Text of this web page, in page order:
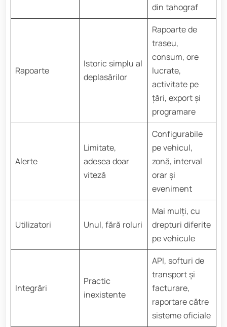
din tahograf
Rapoarte
Istoric simplu al
deplasărilor
Rapoarte de
traseu,
consum, ore
lucrate,
activitate pe
țări, export și
programare
Alerte
Limitate,
adesea doar
viteză
Configurabile
pe vehicul,
zonă, interval
orar și
eveniment
Utilizatori Unul, fără roluri
Mai mulți, cu
drepturi diferite
pe vehicule
Integrări
Practic
inexistente
API, softuri de
transport și
facturare,
raportare către
sisteme oficiale